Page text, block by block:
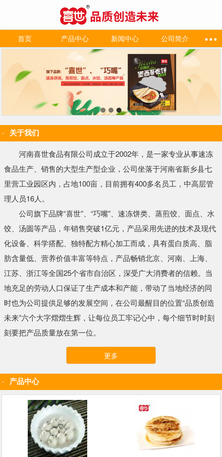
首页 产品中心 新闻中心 公司简介
关于我们
河南喜世食品有限公司成立于2002年，是一家专业从事速冻
食品生产、销售的大型生产型企业，公司坐落于河南省新乡县七
里营工业园区内，占地100亩，目前拥有400多名员工，中高层管
理人员16人。
公司旗下品牌“喜世”、“巧嘴”、速冻饼类、蒸煎饺、面点、水
饺、汤圆等产品，年销售突破1亿元，产品采用先进的技术及现代
化设备、科学搭配、独特配方精心加工而成，具有蛋白质高、脂
肪含量低、营养价值丰富等特点，产品畅销北京、河南、上海、
江苏、浙江等全国25个省市自治区，深受广大消费者的信赖。当
地充足的劳动人口保证了生产成本和产能，带动了当地经济的同
时也为公司提供足够的发展空间，在公司最醒目的位置“品质创造
未来”六个大字熠熠生辉，让每位员工牢记心中，每个细节时时刻
刻要把产品质量放在第一位。
更多
产品中心